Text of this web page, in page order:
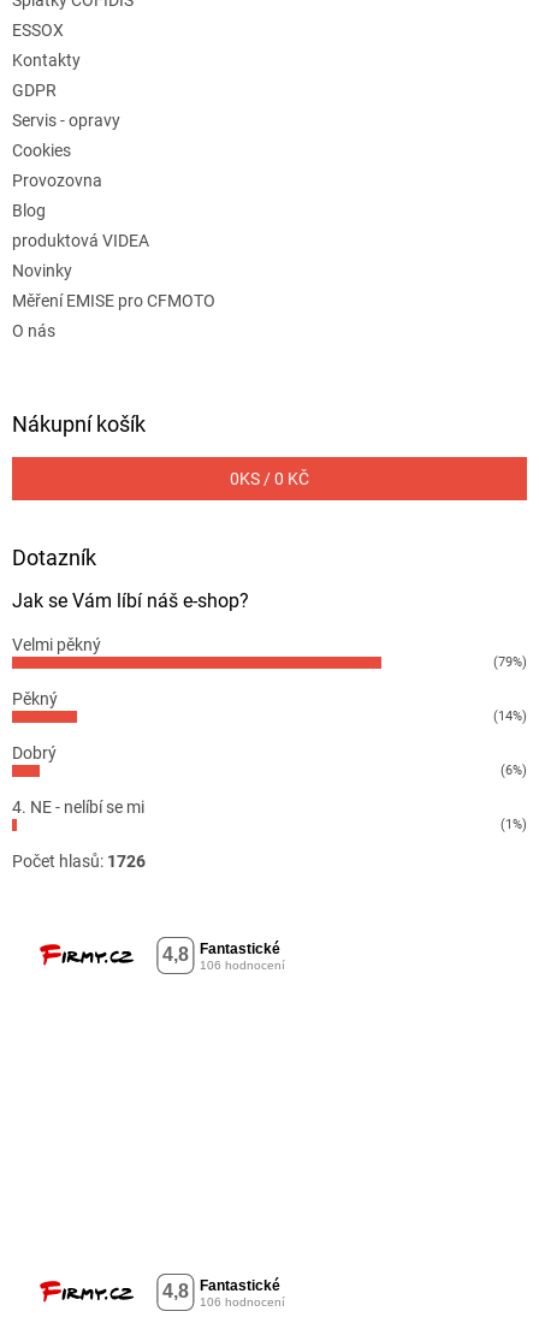
ESSOX
Kontakty
GDPR
Servis - opravy
Cookies
Provozovna
Blog
produktová VIDEA
Novinky
Měření EMISE pro CFMOTO
O nás
Nákupní košík
0KS /0 KČ
Dotazník
Jak se Vám líbí náš e-shop?
Velmi pěkný
(79%)
Pěkný
(14%)
Dobrý
(6%)
4. NE - nelíbí se mi
(1%)
Počet hlasů: 1726